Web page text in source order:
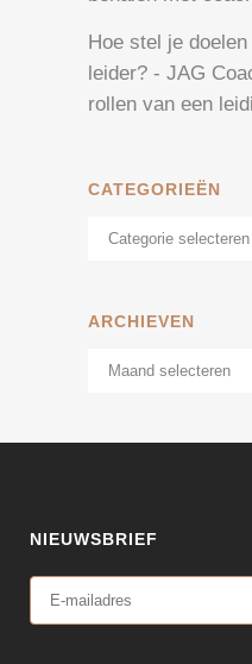
Hoe stel je
leider? - JAG
rollen van een
CATEGORIEËN
Categorieën
ARCHIEVEN
Archieven
NIEUWSBRIEF